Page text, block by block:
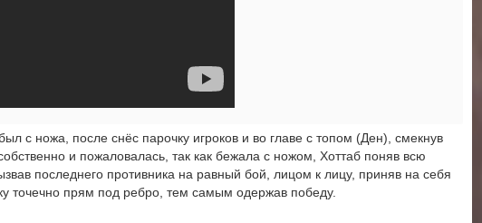
с ножа, после снёс парочку игроков и во главе с топом (Ден), смекнув
и пожаловалась, так как бежала с ножом, Хоттаб поняв всю
последнего противника на равный бой, лицом к лицу, приняв на себя
точечно прям под ребро, тем самым одержав победу.